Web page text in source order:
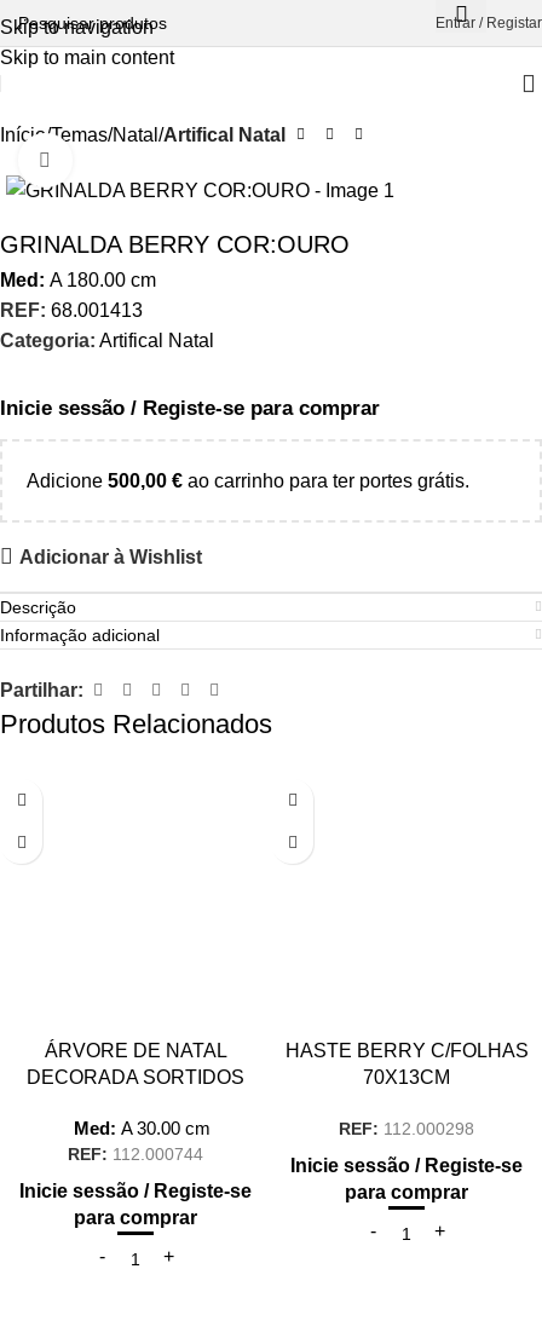
Skip to navigation
Skip to main content
Entrar / Registar
Início Temas Natal Artifical Natal
GRINALDA BERRY COR:OURO
Med: A 180.00 cm
REF: 68.001413
Categoria: Artifical Natal
Inicie sessão / Registe-se para comprar
Adicione 500,00 € ao carrinho para ter portes grátis.
Adicionar à Wishlist
Descrição
Informação adicional
Partilhar:
Produtos Relacionados
ÁRVORE DE NATAL
DECORADA SORTIDOS
Med: A30.00cm
REF: 112.000744
Inicie sessão / Registe-se
para comprar
HASTE BERRY C/FOLHAS
70X13CM
REF: 112.000298
Inicie sessão / Registe-se
para comprar